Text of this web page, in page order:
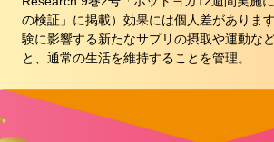
の検証」に掲載）効果には個人差がありま
験に影響する新たなサプリの摂取や運動な
と、通常の生活を維持することを管理。